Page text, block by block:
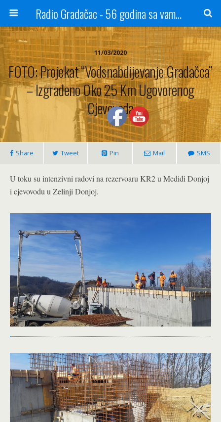
Radio Gradačac - 56 godina sa vama...
11/03/2020
FOTO: Projekat “Vodsnabdijevanje Gradačca”
– Izgrađeno Oko 25 Km Ugovorenog
Cjevovoda
Share Tweet Pin Mail SMS
U toku su intenzivni radovi na rezervoaru KR2 u Mediđi Donjoj
i cjevovodu u Zelinji Donjoj.